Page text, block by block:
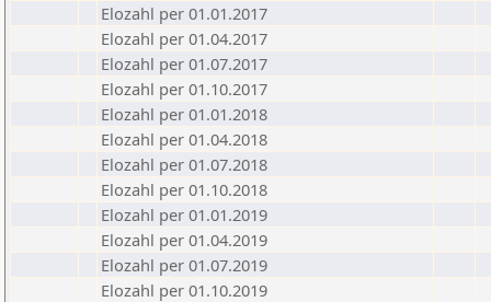
Elozahl per 01.01.2017
Elozahl per 01.04.2017
Elozahl per 01.07.2017
Elozahl per 01.10.2017
Elozahl per 01.01.2018
Elozahl per 01.04.2018
Elozahl per 01.07.2018
Elozahl per 01.10.2018
Elozahl per 01.01.2019
Elozahl per 01.04.2019
Elozahl per 01.07.2019
Elozahl per 01.10.2019